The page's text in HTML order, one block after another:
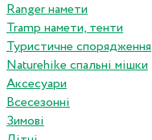
Ranger намети
Tramp намети, тенти
Туристичне спорядження
Naturehike спальні мішки
Аксесуари
Всесезонні
Зимові